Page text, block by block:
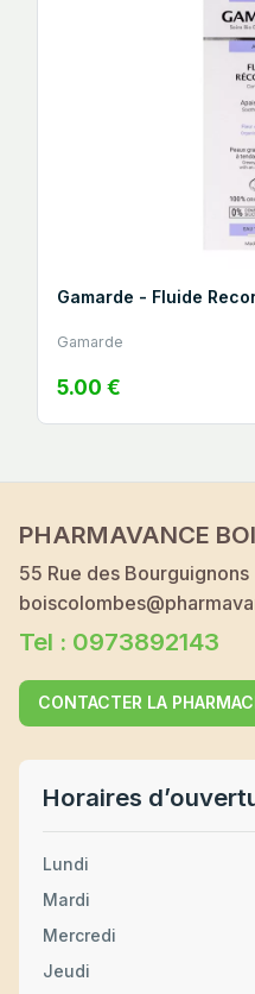
Gamarde
5.00 €
PHARMAVANCE
55 Rue des Bourguignons
Tel : 0973892143
CONTACTER LA
Horaires
Lundi
Mardi
Mercredi
Jeudi